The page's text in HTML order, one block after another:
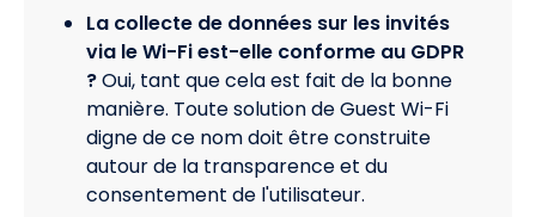
La collecte de données sur les invités
via le Wi-Fi est-elle conforme au GDPR
?Oui, tant que cela est fait de la bonne
manière. Toute solution de Guest Wi-Fi
digne de ce nom doit être construite
autour de la transparence et du
consentement de l'utilisateur.